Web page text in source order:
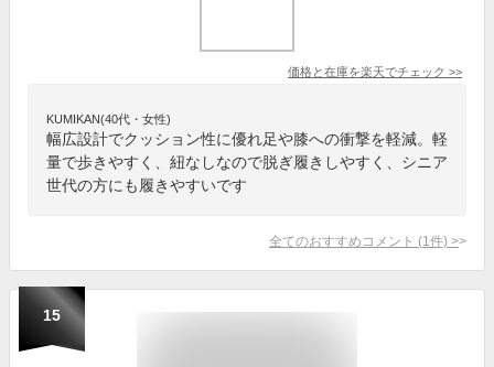
価格と在庫を楽天でチェック >>
KUMIKAN(40代・女性)
幅広設計でクッション性に優れ足や膝への衝撃を軽減。軽
量で歩きやすく、紐なしなので脱ぎ履きしやすく、シニア
世代の方にも履きやすいです
全てのおすすめコメント (1 件) >
15